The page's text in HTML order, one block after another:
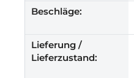
Beschläge:
Lieferung /
Lieferzustand: